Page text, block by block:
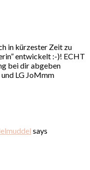
in kürzester Zeit zu
entwickelt :-)! ECHT
bei dir abgeben
und LG JoMmm
says